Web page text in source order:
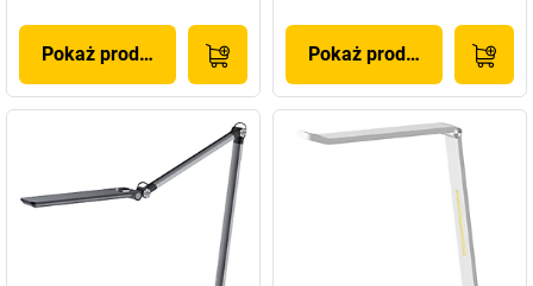
Pokaż produkt Pokaż produkt